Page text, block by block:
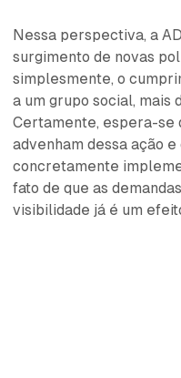
Nessa perspectiva, a
surgimento de novas
simplesmente, o
a um grupo social, mais
Certamente, espera-se
advenham dessa ação
concretamente
fato de que as
visibilidade já é um